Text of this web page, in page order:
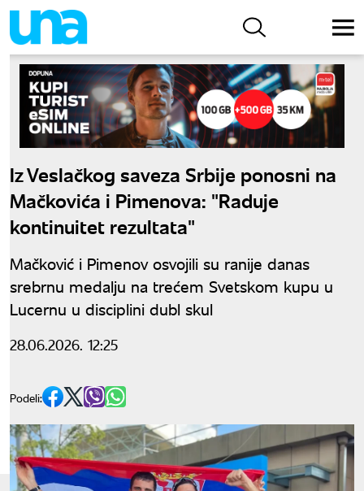
Iz Veslačkog saveza Srbije ponosni na
Mačkovića i Pimenova: "Raduje
kontinuitet rezultata"
Mačković i Pimenov osvojili su ranije danas
srebrnu medalju na trećem Svetskom kupu u
Lucernu u disciplini dubl skul
28.06.2026. 12:25
Podeli: